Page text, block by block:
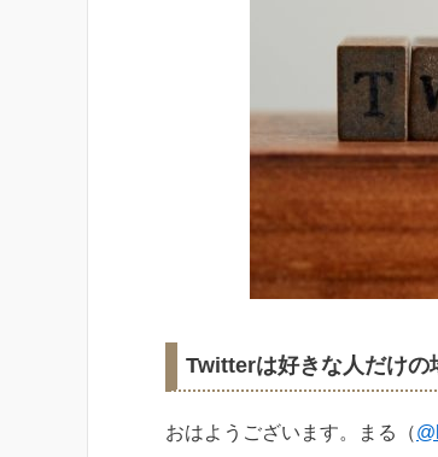
Twitterは好きな人だけの
おはようございます。まる（